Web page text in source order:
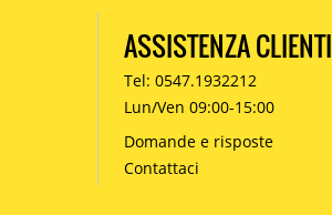
ASSISTENZA CLIENTI
Tel: 0547.1932212
Lun/Ven 09:00-15:00
Domande e risposte
Contattaci